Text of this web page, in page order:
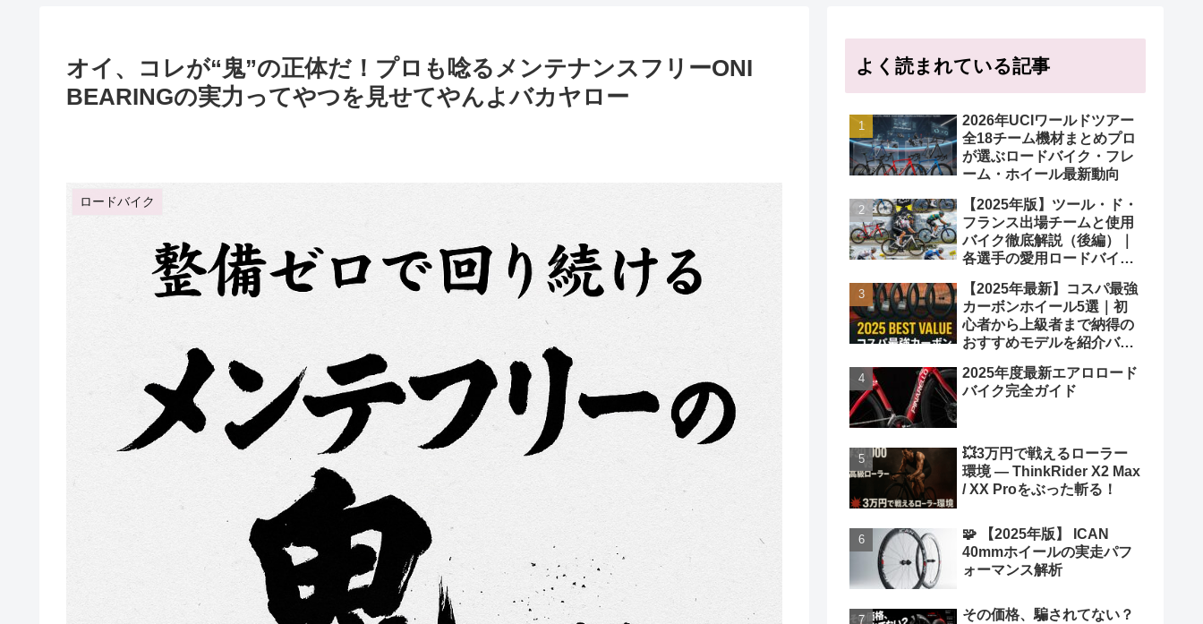
オイ、コレが“鬼”の正体だ！プロも唸るメンテナンスフリーONI
BEARINGの実力ってやつを見せてやんよバカヤロー
ロードバイク
よく読まれている記事
2026年UCIワールドツアー
全18チーム機材まとめプロ
が選ぶロードバイク・フレ
ーム・ホイール最新動向
【2025年版】ツール・ド・
フランス出場チームと使用
バイク徹底解説（後編）｜
各選手の愛用ロードバイク
【2025年最新】コスパ最強
カーボンホイール5選｜初
心者から上級者まで納得の
おすすめモデルを紹介バカ
2025年度最新エアロロード
バイク完全ガイド
💥3万円で戦えるローラー
環境 ― ThinkRider X2 Max
/ XX Proをぶった斬る！
🧩 【2025年版】 ICAN
40mmホイールの実走パフ
ォーマンス解析
その価格、騙されてない？